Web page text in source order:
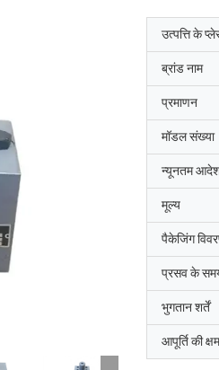
उत्पत्ति के
ब्रांड नाम
प्रमाणन
मॉडल संख्या
न्यूनतम आदेश
मूल्य
पैकेजिंग
प्रसव के
भुगतान शर्तें
आपूर्ति की